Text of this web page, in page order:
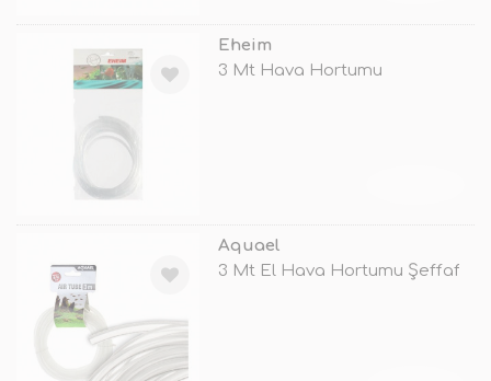
Eheim
3 Mt Hava Hortumu
Aquael
3 Mt El Hava Hortumu Şeffaf